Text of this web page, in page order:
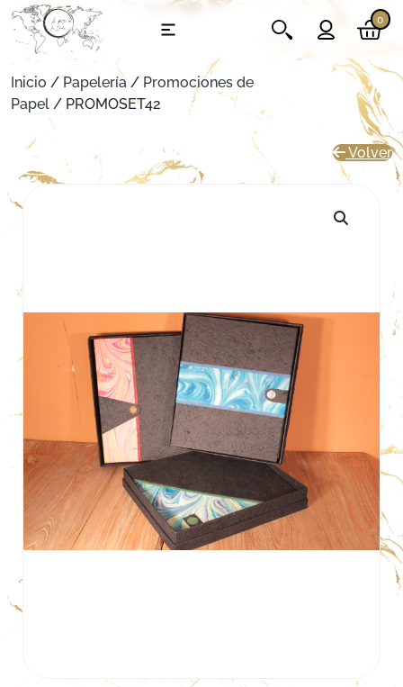
0
Inicio / Papelería / Promociones de
Papel / PROMOSET42
Volver